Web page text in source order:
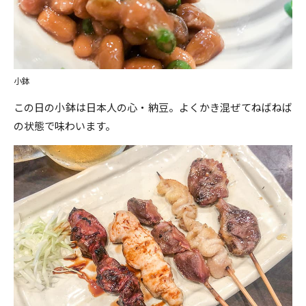
小鉢
この日の小鉢は日本人の心・納豆。よくかき混ぜてねばねば
の状態で味わいます。